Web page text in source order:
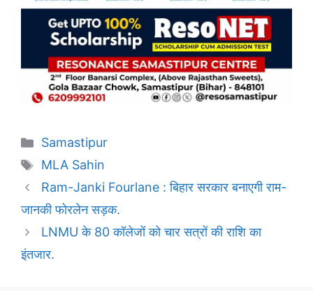
Categories
Samastipur
Tags
MLA Sahin
Ram-Janki Fourlane : बिहार सरकार बनाएगी राम-
जानकी फोरलेन सड़क.
LNMU के 80 कॉलेजों को चार सत्रों की राशि का
इंतजार.